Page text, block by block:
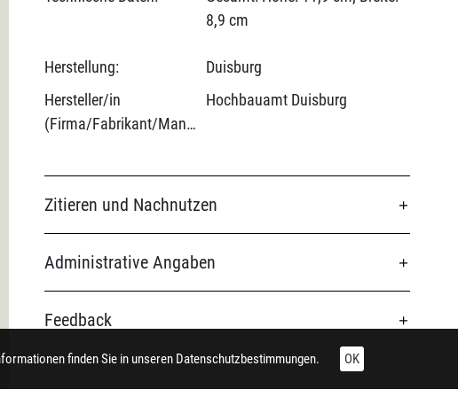
8,9 cm
Herstellung:
Duisburg
Hersteller/in
(Firma/Fabrikant/Manufaktur):
Hochbauamt Duisburg
Zitieren und Nachnutzen
Administrative Angaben
Feedback
finden Sie in unseren Datenschutzbestimmungen. OK